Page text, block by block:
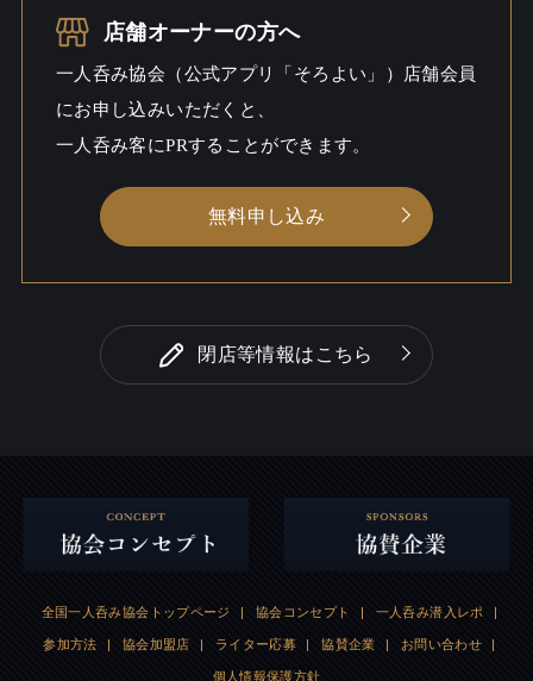
一人呑み
しっとり
店舗オーナーの方へ
一人呑み協会（公式アプリ「そろよい」）店舗会員
にお申し込みいただくと、
一人呑み客にPRすることができます。
無料申し込み
閉店等情報はこちら
全国一人呑み協会トップページ | 協会コンセプト | 一人呑み潜入レポ |
参加方法 | 協会加盟店 | ライター応募 | 協賛企業 | お問い合わせ |
個人情報保護方針